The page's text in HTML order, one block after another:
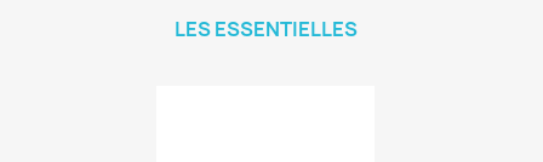
LES ESSENTIELLES